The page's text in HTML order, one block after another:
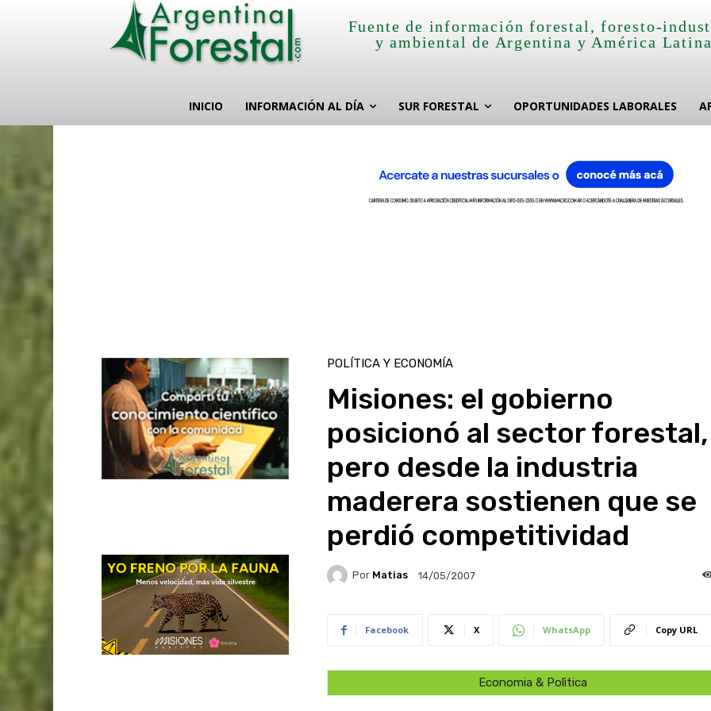
Fuente de información forestal, foresto-
y ambiental de Argentina y América
INICIO INFORMACIÓN AL DÍA SUR FORESTAL OPORTUNIDADES LABORALES
POLÍTICA Y ECONOMÍA
Misiones: el gobierno
posicionó al sector forestal,
pero desde la industria
maderera sostienen que se
perdió competitividad
Por Matias 14/05/2007
Facebook X WhatsApp Copy URL
Economia & Polìtica